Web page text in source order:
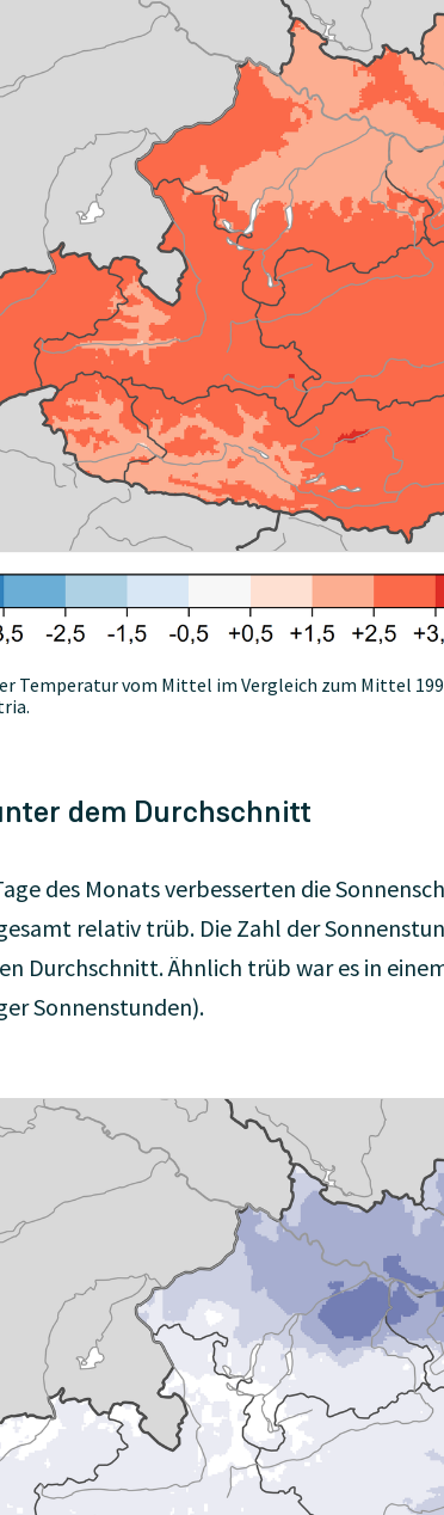
Temperatur vom Mittel im Vergleich zum Mittel
dem Durchschnitt
des Monats verbesserten die
relativ trüb. Die Zahl der
Durchschnitt. Ähnlich trüb war es in
Sonnenstunden).